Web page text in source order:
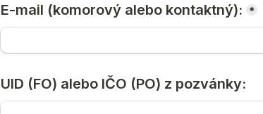
E-mail (komorový alebo kontaktný): *
UID (FO) alebo IČO (PO) z pozvánky: